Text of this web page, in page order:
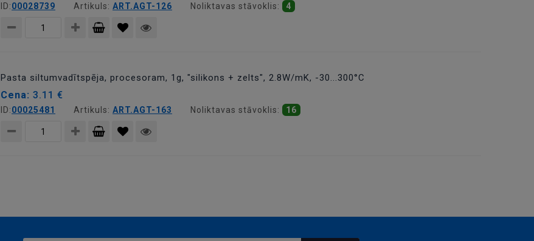
ID:00028739 Artikuls: ART.AGT-126 Noliktavas stāvoklis: 4
Pasta siltumvadītspēja, procesoram, 1g, "silikons + zelts", 2.8W/mK, -30...300°C
Cena: 3.11 €
ID:00025481 Artikuls: ART.AGT-163 Noliktavas stāvoklis: 16